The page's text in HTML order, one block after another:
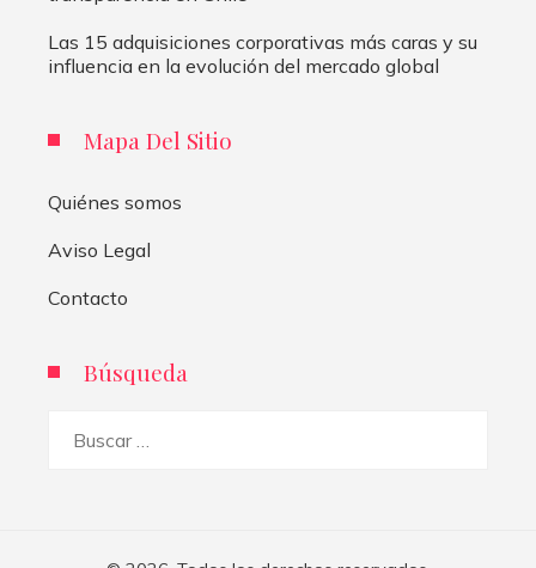
Las 15 adquisiciones corporativas más caras y su
influencia en la evolución del mercado global
Mapa Del Sitio
Quiénes somos
Aviso Legal
Contacto
Búsqueda